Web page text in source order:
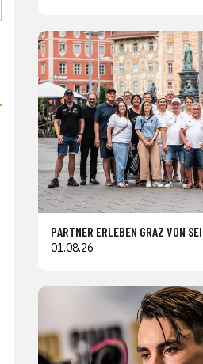
PARTNER ERLEBEN GRAZ VON
01.08.26